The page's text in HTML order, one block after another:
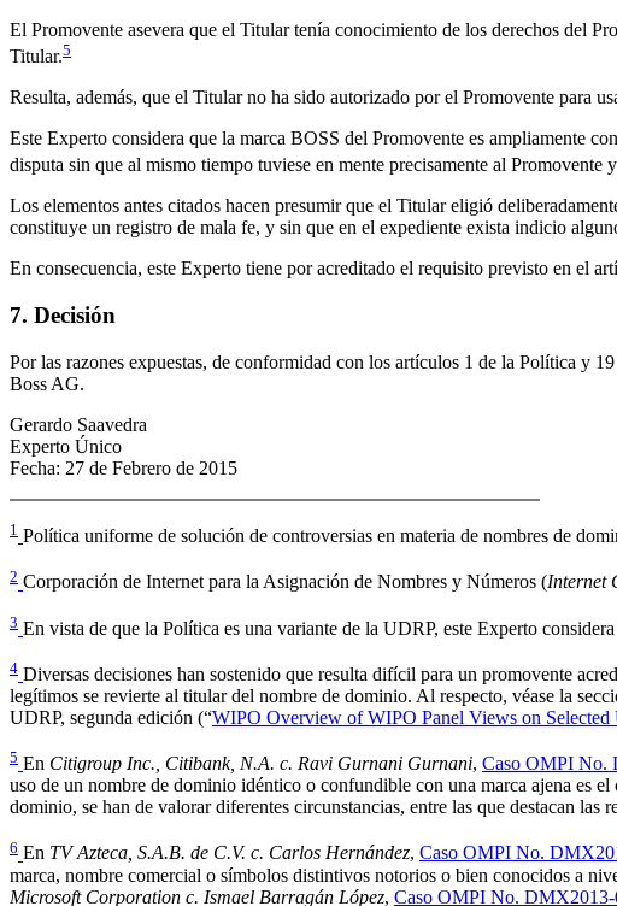
El Promovente asevera que el Titular tenía conocimiento de los derechos del
Titular.5
Resulta, además, que el Titular no ha sido autorizado por el Promovente para
Este Experto considera que la marca BOSS del Promovente es ampliamente
disputa sin que al mismo tiempo tuviese en mente precisamente al Promovente
Los elementos antes citados hacen presumir que el Titular eligió
constituye un registro de mala fe, y sin que en el expediente exista indicio
En consecuencia, este Experto tiene por acreditado el requisito previsto en el
7. Decisión
Por las razones expuestas, de conformidad con los artículos 1 de la Política y
Boss AG.
Gerardo Saavedra
Experto Único
Fecha: 27 de Febrero de 2015
1 Política uniforme de solución de controversias en materia de nombres de
2 Corporación de Internet para la Asignación de Nombres y Números (Internet
3 En vista de que la Política es una variante de la UDRP, este Experto
4 Diversas decisiones han sostenido que resulta difícil para un promovente
legítimos se revierte al titular del nombre de dominio. Al respecto, véase la
UDRP, segunda edición (“WIPO Overview of WIPO Panel Views on Selected
5 En Citigroup Inc., Citibank, N.A. c. Ravi Gurnani Gurnani, Caso OMPI No.
uso de un nombre de dominio idéntico o confundible con una marca ajena es
dominio, se han de valorar diferentes circunstancias, entre las que destacan
6 En TV Azteca, S.A.B. de C.V. c. Carlos Hernández, Caso OMPI No.
marca, nombre comercial o símbolos distintivos notorios o bien conocidos a
Microsoft Corporation c. Ismael Barragán López, Caso OMPI No. DMX2013-